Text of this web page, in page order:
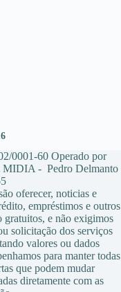
0001-60 Operado por
- Pedro Delmanto
oferecer, noticias e
empréstimos e outros
gratuitos, e não exigimos
solicitação dos serviços
valores ou dados
para manter todas
que podem mudar
diretamente com as